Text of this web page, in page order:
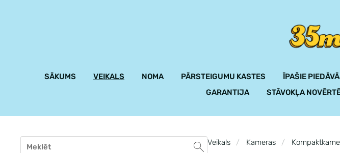
SĀKUMS VEIKALS NOMA PĀRSTEIGUMU KASTES ĪPAŠIE
GARANTIJA
STĀVOKĻA
Veikals Kameras